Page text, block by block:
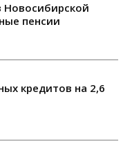
Новосибирской
пенсии
кредитов на 2,6